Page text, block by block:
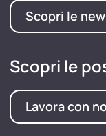
Scopri le
Scopri le
Lavora con